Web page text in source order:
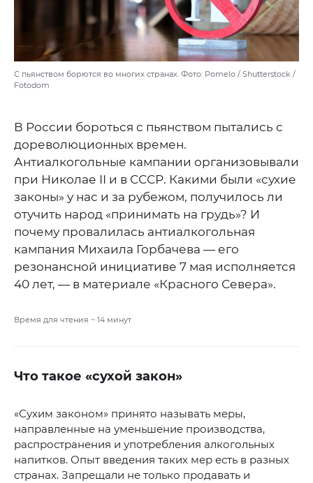
С пьянством борются во многих странах. Фото: Pomelo / Shutterstock /
Fotodom
В России бороться с пьянством пытались с
дореволюционных времен.
Антиалкогольные кампании организовывали
при Николае II и в СССР. Какими были «сухие
законы» у нас и за рубежом, получилось ли
отучить народ «принимать на грудь»? И
почему провалилась антиалкогольная
кампания Михаила Горбачева — его
резонансной инициативе 7 мая исполняется
40 лет, — в материале «Красного Севера».
Время для чтения ~ 14 минут
Что такое «сухой закон»
«Сухим законом» принято называть меры,
направленные на уменьшение производства,
распространения и употребления алкогольных
напитков. Опыт введения таких мер есть в разных
странах. Запрещали не только продавать и